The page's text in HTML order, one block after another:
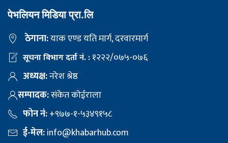
पेभलियन मिडिया प्रा.लि
ठेगाना:याक एण्ड यति मार्ग, दरवारमार्ग
सूचना विभाग दर्ता नं. :१२२२/०७५-०७६
अध्यक्ष:नरेश श्रेष्ठ
सम्पादक:संकेत कोईराला
फोन नं:+९७७-१-५३४९१५८
ई-मेल:info@khabarhub.com